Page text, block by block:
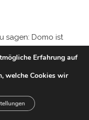
sagen: Domo ist
verlockend^^ Ich
bei einem Kasten
du mich nicht
Erfahrung auf
welche Cookies wir